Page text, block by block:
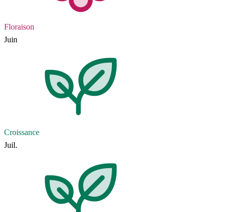
Floraison
Juin
Croissance
Juil.